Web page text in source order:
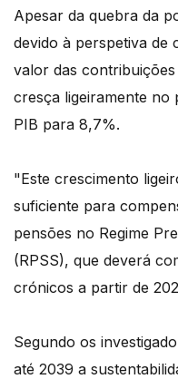
Apesar da quebra da
devido à perspetiva de
valor das
cresça ligeiramente no
PIB para 8,7%.
"Este crescimento
suficiente para
pensões no Regime
(RPSS), que deverá
crónicos a partir de
Segundo os
até 2039 a